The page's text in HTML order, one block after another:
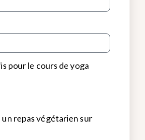
pour le cours de yoga
un repas végétarien sur